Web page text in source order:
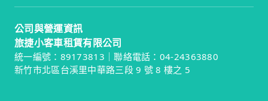
公司與營運資訊
旅捷小客車租賃有限公司
統一編號：89173813｜聯絡電話：04-24363880
新竹市北區台溪里中華路三段 9 號 8 樓之 5